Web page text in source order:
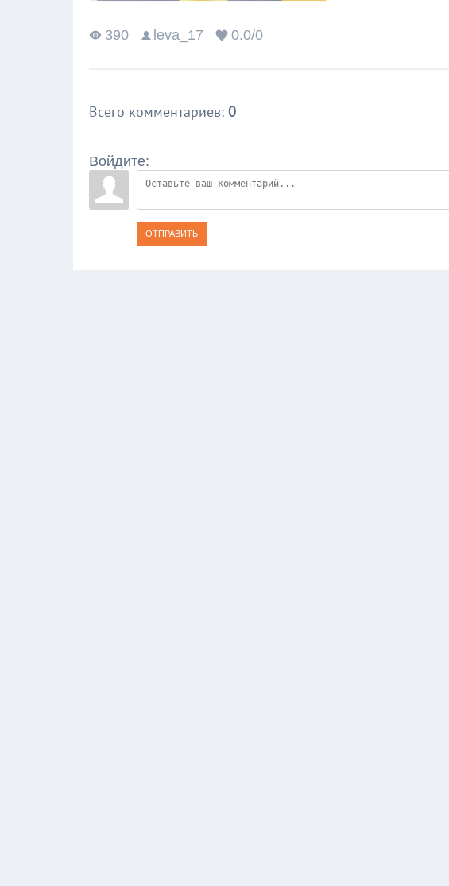
390 leva_17 0.0/0
Всего комментариев: 0
Войдите:
ОТПРАВИТЬ